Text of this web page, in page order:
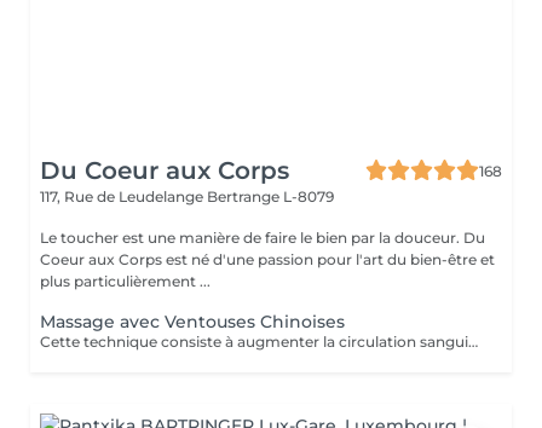
Du Coeur aux Corps
168
117, Rue de Leudelange Bertrange L-8079
Le toucher est une manière de faire le bien par la douceur. Du
Coeur aux Corps est né d'une passion pour l'art du bien-être et
plus particulièrement ...
Massage avec Ventouses Chinoises
Cette technique consiste à augmenter la circulation sanguine. L'objectif est de créer un effet de succion qui favorisera la décongestion des tissus, l'évacuation des toxines et la mobilité des tissus. Prioritairement, cette pratique s'effectue sur le dos.